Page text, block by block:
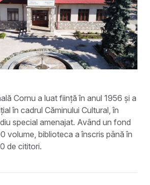
Cornu a luat ființă în anul 1956 și a
în cadrul Căminului Cultural, în
special amenajat. Având un fond
volume, biblioteca a înscris până în
de cititori.